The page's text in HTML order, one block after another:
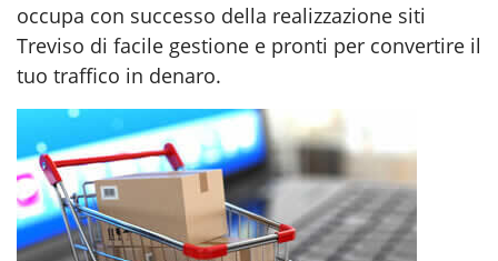
occupa con successo della realizzazione siti
Treviso di facile gestione e pronti per convertire il
tuo traffico in denaro.